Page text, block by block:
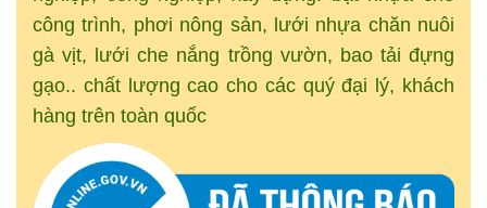
công trình, phơi nông sản, lưới nhựa chăn nuôi
gà vịt, lưới che nắng trồng vườn, bao tải đựng
gạo.. chất lượng cao cho các quý đại lý, khách
hàng trên toàn quốc